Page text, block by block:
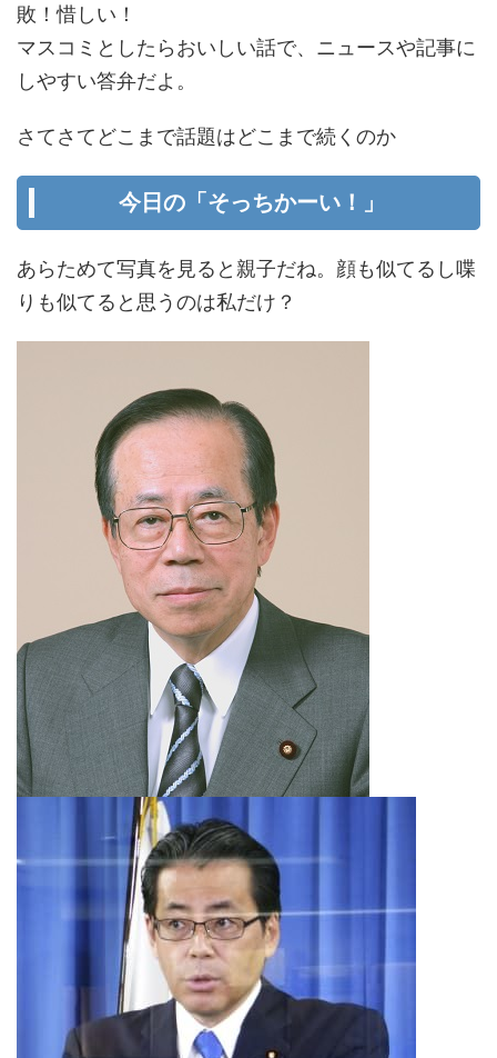
敗！惜しい！
マスコミとしたらおいしい話で、ニュースや記事に
しやすい答弁だよ。
さてさてどこまで話題はどこまで続くのか
今日の「そっちかーい！」
あらためて写真を見ると親子だね。顔も似てるし喋
りも似てると思うのは私だけ？